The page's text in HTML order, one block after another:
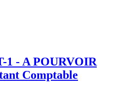
1 - A POURVOIR
Comptable